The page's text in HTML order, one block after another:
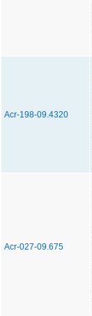
Acr-198-09.4320
Acr-027-09.675